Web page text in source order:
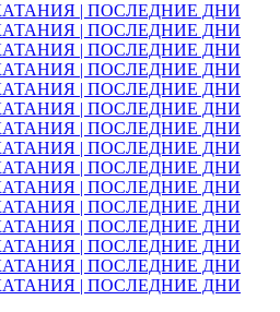
| ПОСЛЕДНИЕ ДНИ
| ПОСЛЕДНИЕ ДНИ
| ПОСЛЕДНИЕ ДНИ
| ПОСЛЕДНИЕ ДНИ
| ПОСЛЕДНИЕ ДНИ
| ПОСЛЕДНИЕ ДНИ
| ПОСЛЕДНИЕ ДНИ
| ПОСЛЕДНИЕ ДНИ
| ПОСЛЕДНИЕ ДНИ
| ПОСЛЕДНИЕ ДНИ
| ПОСЛЕДНИЕ ДНИ
| ПОСЛЕДНИЕ ДНИ
| ПОСЛЕДНИЕ ДНИ
| ПОСЛЕДНИЕ ДНИ
| ПОСЛЕДНИЕ ДНИ